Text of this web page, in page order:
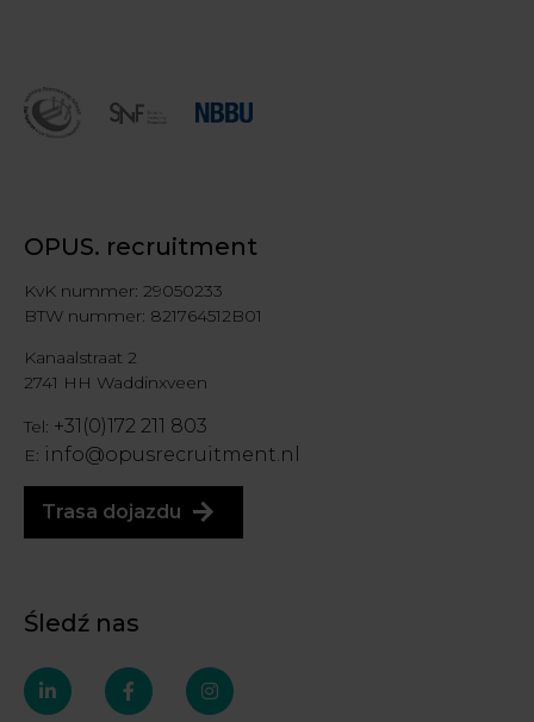
OPUS. recruitment
KvK nummer: 29050233
BTW nummer: 821764512B01
Kanaalstraat 2
2741 HH Waddinxveen
Tel: +31(0)172 211 803
E: info@opusrecruitment.nl
Trasa dojazdu
Śledź nas
linkedin-
in
facebook-
f
instagram